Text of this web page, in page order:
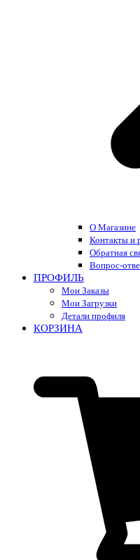
О Магазине
Контакты и
Обратная
Вопрос-
ПРОФИЛЬ
Мои Заказы
Мои Загрузки
Детали профиля
КОРЗИНА